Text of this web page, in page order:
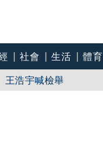
社會 生活 體育
暖打氣：覺得更親切
浩宇喊檢舉